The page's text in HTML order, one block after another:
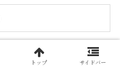
トップ サイドバー